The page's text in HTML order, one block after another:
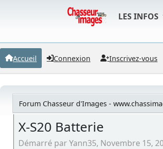
LES INFOS
Accueil Connexion Inscrivez-vous
Forum Chasseur d'Images -
X-S20 Batterie
Démarré par Yann35, Novembre 15,